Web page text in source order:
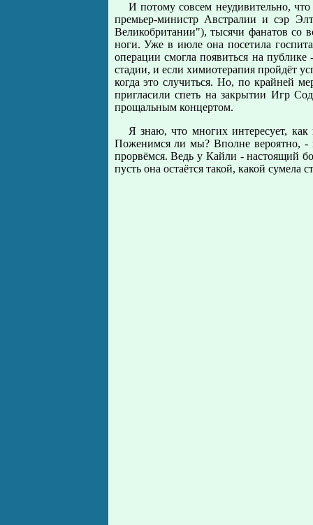
И потому совсем неудивительно,
премьер-министр Австралии и сэр
Великобритании"), тысячи фанатов со
ноги. Уже в июле она посетила
операции смогла появиться на
стадии, и если химиотерапия пройдёт
когда это случиться. Но, по крайней
пригласили спеть на закрытии Игр
прощальным концертом.
Я знаю, что многих интересует,
Поженимся ли мы? Вполне вероятно, -
прорвёмся. Ведь у Кайли - настоящий
пусть она остаётся такой, какой